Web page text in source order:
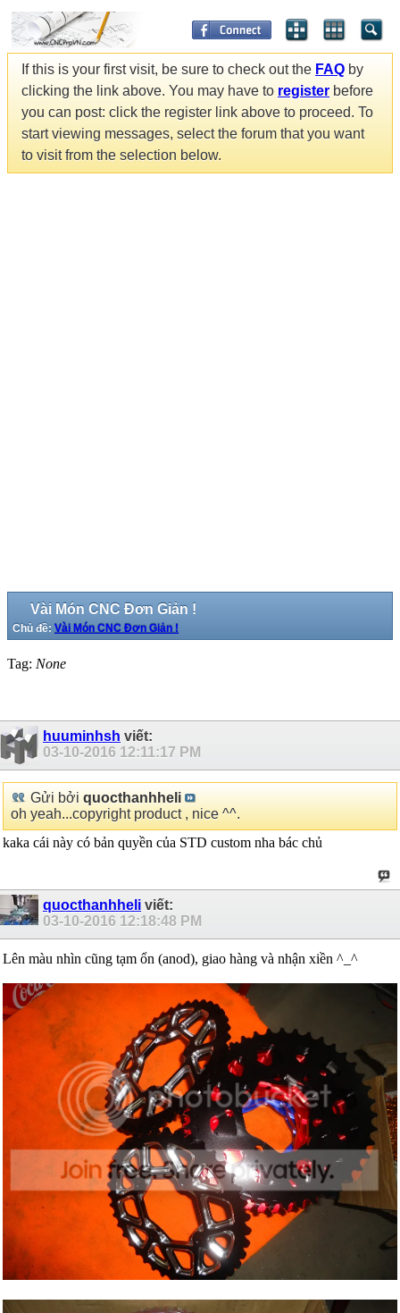
If this is your first visit, be sure to check out the FAQ by
clicking the link above. You may have to register before
you can post: click the register link above to proceed. To
start viewing messages, select the forum that you want
to visit from the selection below.
Vài Món CNC Đơn Giản !
Chủ đề: Vài Món CNC Đơn Giản !
Tag: None
huuminhsh viết:
03-10-2016 12:11:17 PM
Gửi bởi quocthanhheli
oh yeah...copyright product , nice ^^.
kaka cái này có bản quyền của STD custom nha bác chủ
quocthanhheli viết:
03-10-2016 12:18:48 PM
Lên màu nhìn cũng tạm ổn (anod), giao hàng và nhận xiền ^_^